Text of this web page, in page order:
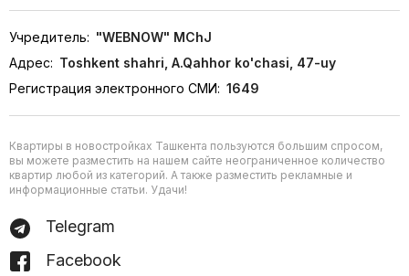
Учредитель: "WEBNOW" MChJ
Адрес: Toshkent shahri, A.Qahhor ko'chasi, 47-uy
Регистрация электронного СМИ: 1649
Квартиры в новостройках Ташкента пользуются большим спросом,
вы можете разместить на нашем сайте неограниченное количество
квартир любой из категорий. А также разместить рекламные и
информационные статьи. Удачи!
Telegram
Facebook